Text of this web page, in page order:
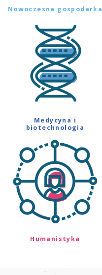
Nowoczesna gospodarka
Medycyna i
biotechnologia
Humanistyka